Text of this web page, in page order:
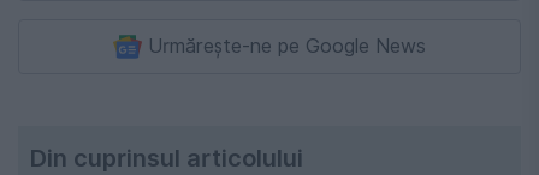
Urmărește-ne pe Google News
Din cuprinsul articolului